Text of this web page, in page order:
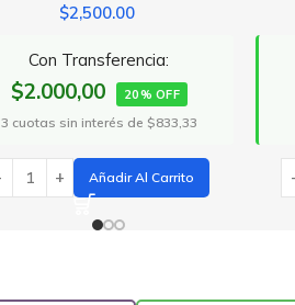
$2,813.00
Con Transferencia:
$2.250,40 20% OFF
3 cuotas sin interés de $937,67
Añadir Al Carrito